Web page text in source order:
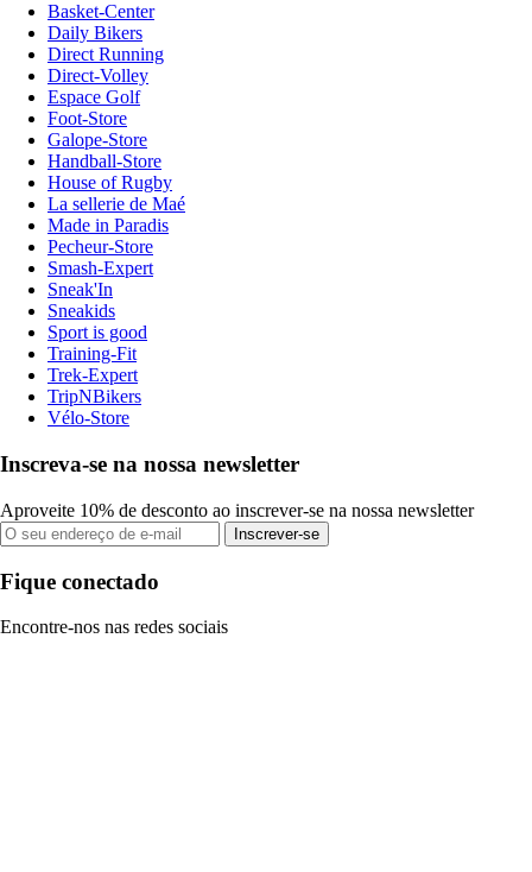
Basket-Center
Daily Bikers
Direct Running
Direct-Volley
Espace Golf
Foot-Store
Galope-Store
Handball-Store
House of Rugby
La sellerie de Maé
Made in Paradis
Pecheur-Store
Smash-Expert
Sneak'In
Sneakids
Sport is good
Training-Fit
Trek-Expert
TripNBikers
Vélo-Store
Inscreva-se na nossa newsletter
Aproveite 10% de desconto ao inscrever-se na nossa newsletter
Inscrever-se
Fique conectado
Encontre-nos nas redes sociais